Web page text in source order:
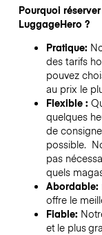
Pourquoi
LuggageHero ?
Pratique:
des tarifs
pouvez
au prix le
Flexible :
quelques
de
possible.
pas
quels
Abordable:
offre le
Fiable:
et le plus